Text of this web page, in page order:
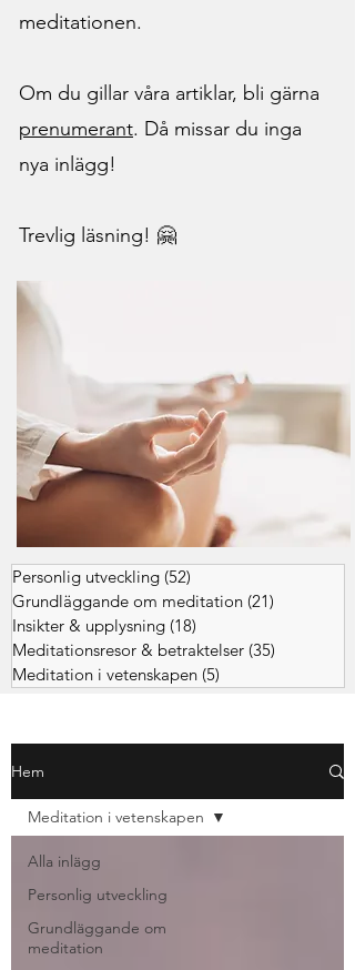
meditationen.
Om du gillar våra artiklar, bli gärna
prenumerant. Då missar du inga
nya inlägg!
Trevlig läsning! 🤗
Personlig utveckling (52)
Grundläggande om meditation (21)
Insikter & upplysning (18)
Meditationsresor & betraktelser (35)
Meditation i vetenskapen (5)
Hem
Alla inlägg
Personlig utveckling
Grundläggande om
meditation
Meditation i vetenskapen